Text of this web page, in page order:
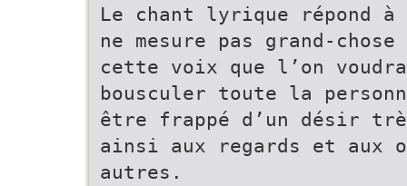
Le chant lyrique répond à
ne mesure pas grand-
cette voix que l’on
bousculer toute la
être frappé d’un désir
ainsi aux regards et aux
autres.